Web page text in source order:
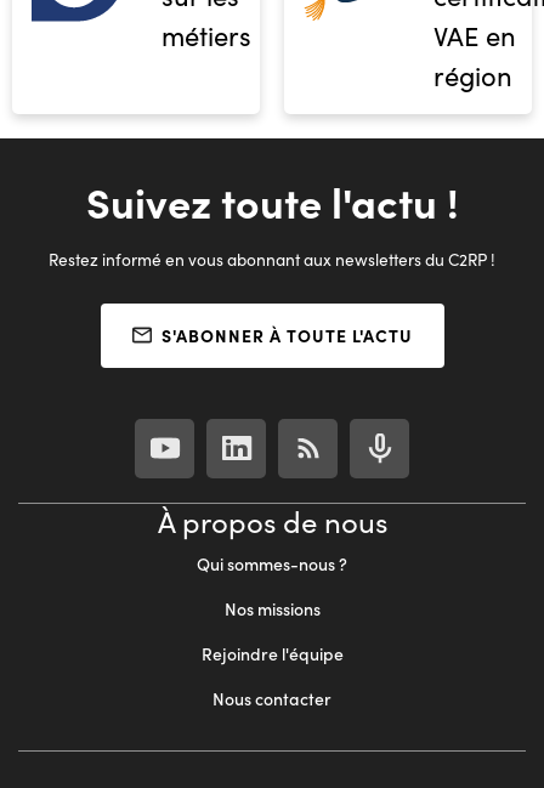
métiers
VAE en
région
Suivez toute l'actu !
Restez informé en vous abonnant aux newsletters du C2RP !
S'ABONNER À TOUTE L'ACTU
À propos de nous
Qui sommes-nous ?
Nos missions
Rejoindre l'équipe
Nous contacter